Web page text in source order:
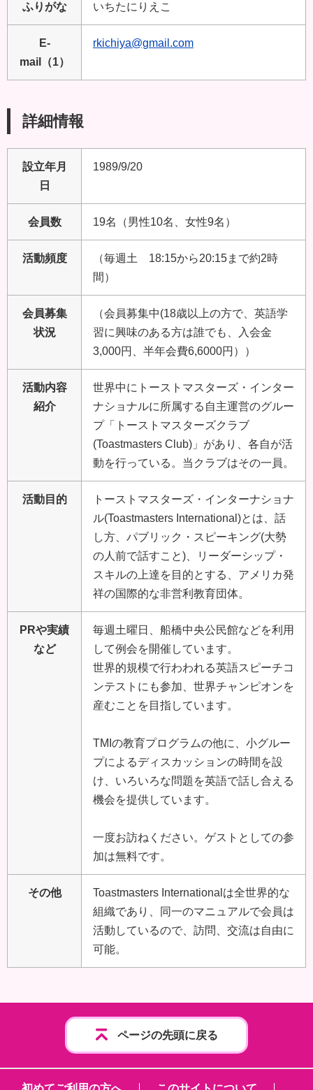
ふりがな いちたにりえこ
E-
mail（1）
rkichiya@gmail.com
詳細情報
設立年月
日
1989/9/20
会員数 19名（男性10名、女性9名）
活動頻度
（毎週土 18:15から20:15まで約2時
間）
会員募集
状況
（会員募集中(18歳以上の方で、英語学
習に興味のある方は誰でも、入会金
3,000円、半年会費6,6000円））
活動内容
紹介
世界中にトーストマスターズ・インター
ナショナルに所属する自主運営のグルー
プ「トーストマスターズクラブ
(Toastmasters Club)」があり、各自が活
動を行っている。当クラブはその一員。
活動目的
トーストマスターズ・インターナショナ
ル(Toastmasters International)とは、話
し方、パブリック・スピーキング(大勢
の人前で話すこと)、リーダーシップ・
スキルの上達を目的とする、アメリカ発
祥の国際的な非営利教育団体。
PRや実績
など
毎週土曜日、船橋中央公民館などを利用
して例会を開催しています。
世界的規模で行わわれる英語スピーチコ
ンテストにも参加、世界チャンピオンを
産むことを目指しています。
TMIの教育プログラムの他に、小グルー
プによるディスカッションの時間を設
け、いろいろな問題を英語で話し合える
機会を提供しています。
一度お訪ねください。ゲストとしての参
加は無料です。
その他
Toastmasters Internationalは全世界的な
組織であり、同一のマニュアルで会員は
活動しているので、訪問、交流は自由に
可能。
ページの先頭に戻る